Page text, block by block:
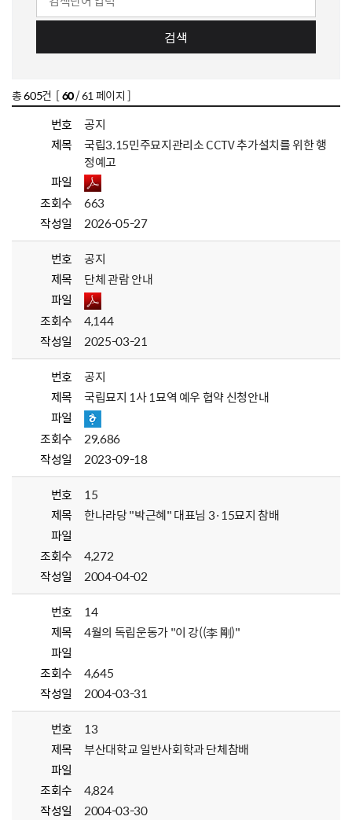
검색
총605건 [60/ 61 페이지 ]
번호
공지
제목
국립3.15민주묘지관리소 CCTV 추가설치를 위한 행
정예고
파일
조회수
663
작성일
2026-05-27
번호
공지
제목
단체 관람 안내
파일
조회수
4,144
작성일
2025-03-21
번호
공지
제목
국립묘지 1사 1묘역 예우 협약 신청안내
파일
조회수
29,686
작성일
2023-09-18
번호
15
제목
한나라당 "박근혜" 대표님 3·15묘지 참배
파일
조회수
4,272
작성일
2004-04-02
번호
14
제목
4월의 독립운동가 "이 강((李 剛)"
파일
조회수
4,645
작성일
2004-03-31
번호
13
제목
부산대학교 일반사회학과 단체참배
파일
조회수
4,824
작성일
2004-03-30